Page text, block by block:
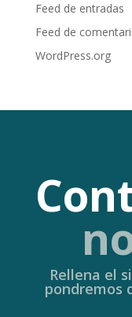
Feed de entradas
Feed de
WordPress.org
Rellena el
pondremos